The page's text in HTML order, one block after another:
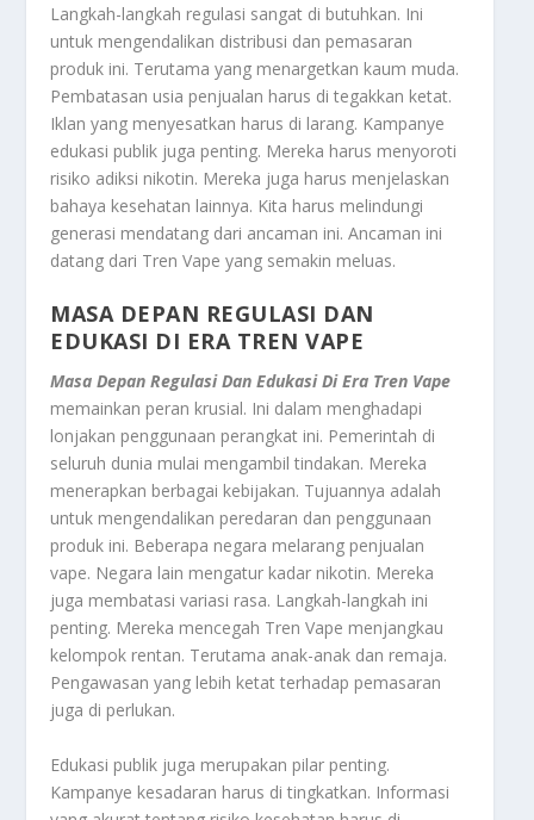
Langkah-langkah regulasi sangat di butuhkan. Ini
untuk mengendalikan distribusi dan pemasaran
produk ini. Terutama yang menargetkan kaum muda.
Pembatasan usia penjualan harus di tegakkan ketat.
Iklan yang menyesatkan harus di larang. Kampanye
edukasi publik juga penting. Mereka harus menyoroti
risiko adiksi nikotin. Mereka juga harus menjelaskan
bahaya kesehatan lainnya. Kita harus melindungi
generasi mendatang dari ancaman ini. Ancaman ini
datang dari Tren Vape yang semakin meluas.
MASA DEPAN REGULASI DAN
EDUKASI DI ERA TREN VAPE
Masa Depan Regulasi Dan Edukasi Di Era Tren Vape
memainkan peran krusial. Ini dalam menghadapi
lonjakan penggunaan perangkat ini. Pemerintah di
seluruh dunia mulai mengambil tindakan. Mereka
menerapkan berbagai kebijakan. Tujuannya adalah
untuk mengendalikan peredaran dan penggunaan
produk ini. Beberapa negara melarang penjualan
vape. Negara lain mengatur kadar nikotin. Mereka
juga membatasi variasi rasa. Langkah-langkah ini
penting. Mereka mencegah Tren Vape menjangkau
kelompok rentan. Terutama anak-anak dan remaja.
Pengawasan yang lebih ketat terhadap pemasaran
juga di perlukan.
Edukasi publik juga merupakan pilar penting.
Kampanye kesadaran harus di tingkatkan. Informasi